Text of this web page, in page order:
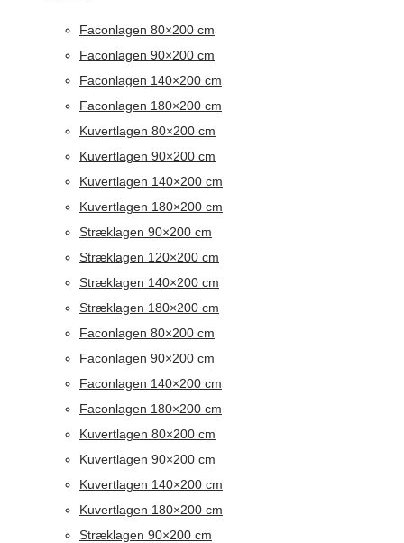
Faconlagen 80×200 cm
Faconlagen 90×200 cm
Faconlagen 140×200 cm
Faconlagen 180×200 cm
Kuvertlagen 80×200 cm
Kuvertlagen 90×200 cm
Kuvertlagen 140×200 cm
Kuvertlagen 180×200 cm
Stræklagen 90×200 cm
Stræklagen 120×200 cm
Stræklagen 140×200 cm
Stræklagen 180×200 cm
Faconlagen 80×200 cm
Faconlagen 90×200 cm
Faconlagen 140×200 cm
Faconlagen 180×200 cm
Kuvertlagen 80×200 cm
Kuvertlagen 90×200 cm
Kuvertlagen 140×200 cm
Kuvertlagen 180×200 cm
Stræklagen 90×200 cm